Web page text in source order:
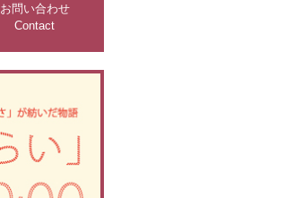
お問い合わせ
Contact